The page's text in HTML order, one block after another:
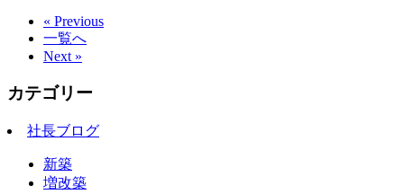
« Previous
一覧へ
Next »
カテゴリー
社長ブログ
新築
増改築